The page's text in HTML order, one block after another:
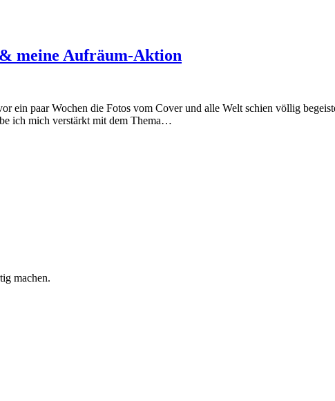
meine Aufräum-Aktion
ein paar Wochen die Fotos vom Cover und alle Welt schien völlig
ich mich verstärkt mit dem Thema…
machen.